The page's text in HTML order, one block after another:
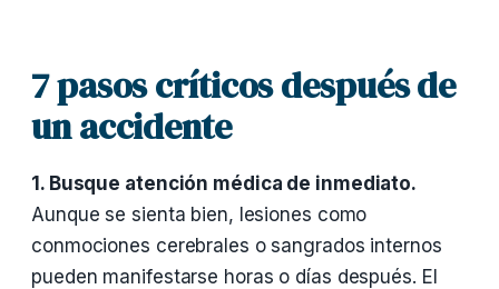
7 pasos críticos después de
un accidente
1. Busque atención médica de inmediato.
Aunque se sienta bien, lesiones como
conmociones cerebrales o sangrados internos
pueden manifestarse horas o días después. El